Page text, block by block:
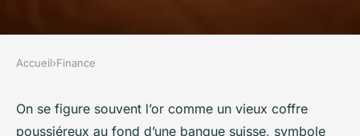
Analyse des tendances
Accueil›Finance
On se figure souvent l’or comme un vieux coffre
poussiéreux au fond d’une banque suisse, symbole